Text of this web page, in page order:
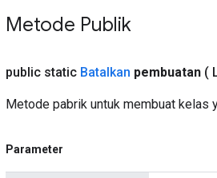
Metode Publik
public static Batalkan pembuatan (
Metode pabrik untuk membuat kelas
Parameter